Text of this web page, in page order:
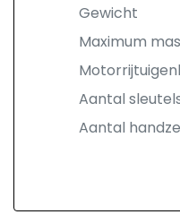
Gewicht
Maximum
Aantal
Aantal